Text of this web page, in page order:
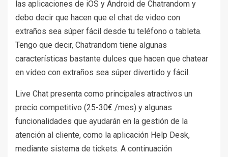
las aplicaciones de iOS y Android de Chatrandom y
debo decir que hacen que el chat de video con
extraños sea súper fácil desde tu teléfono o tableta.
Tengo que decir, Chatrandom tiene algunas
características bastante dulces que hacen que chatear
en video con extraños sea súper divertido y fácil.
Live Chat presenta como principales atractivos un
precio competitivo (25-30€ /mes) y algunas
funcionalidades que ayudarán en la gestión de la
atención al cliente, como la aplicación Help Desk,
mediante sistema de tickets. A continuación